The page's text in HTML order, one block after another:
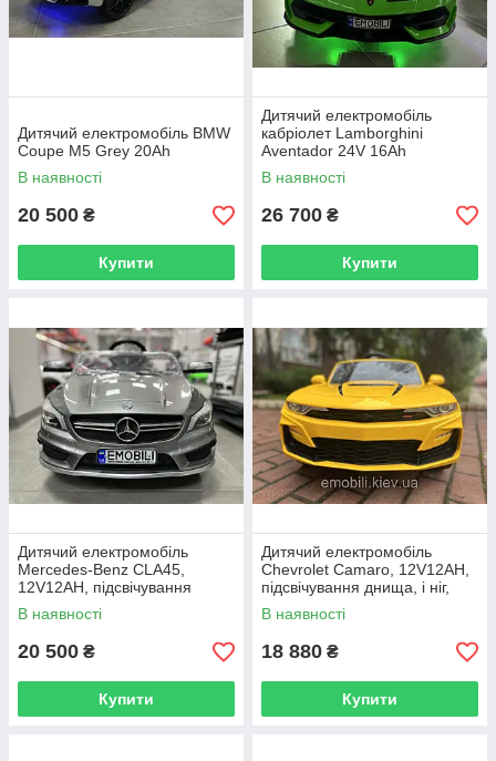
Дитячий електромобіль BMW
Coupe M5 Grey 20Ah
В наявності
20 500 ₴
Купити
Дитячий електромобіль
кабріолет Lamborghini
Aventador 24V 16Ah
В наявності
26 700 ₴
Купити
Дитячий електромобіль
Mercedes-Benz CLA45,
12V12AH, підсвічування
днища, коліс і ніг,
амортизатори передні/задні
В наявності
20 500 ₴
Купити
Дитячий електромобіль
Chevrolet Camaro, 12V12AH,
підсвічування днища, і ніг,
амортизатори передні/задні
В наявності
18 880 ₴
Купити